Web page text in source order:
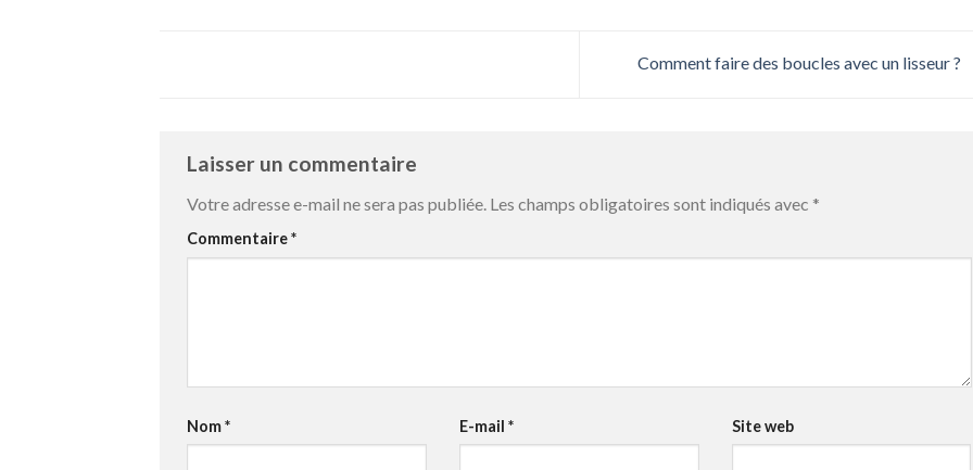
Comment faire des boucles avec un lisseur ?
Laisser un commentaire
Votre adresse e-mail ne sera pas publiée. Les champs obligatoires sont indiqués avec *
Commentaire*
Nom* E-mail * Site web